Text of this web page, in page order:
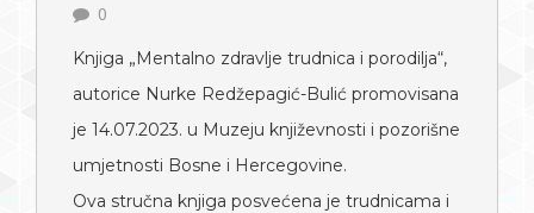
0
Knjiga „Mentalno zdravlje trudnica i porodilja“,
autorice Nurke Redžepagić-Bulić promovisana
je 14.07.2023. u Muzeju književnosti i pozorišne
umjetnosti Bosne i Hercegovine.
Ova stručna knjiga posvećena je trudnicama i